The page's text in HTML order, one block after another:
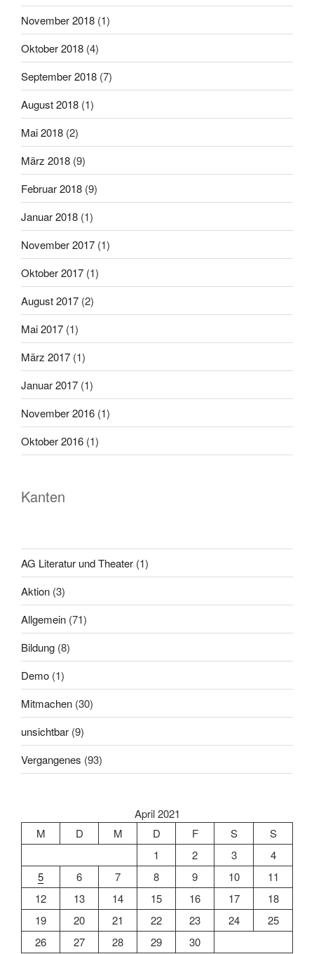
November 2018 (1)
Oktober 2018 (4)
September 2018 (7)
August 2018 (1)
Mai 2018 (2)
März 2018 (9)
Februar 2018 (9)
Januar 2018 (1)
November 2017 (1)
Oktober 2017 (1)
August 2017 (2)
Mai 2017 (1)
März 2017 (1)
Januar 2017 (1)
November 2016 (1)
Oktober 2016 (1)
Kanten
AG Literatur und Theater (1)
Aktion (3)
Allgemein (71)
Bildung (8)
Demo (1)
Mitmachen (30)
unsichtbar (9)
Vergangenes (93)
April 2021
M
D M D F S
S
1
2 3
4
5
6 7 8 9 10
11
12
13 14 15 16 17
18
19
20 21 22 23 24
25
26
27 28 29
30